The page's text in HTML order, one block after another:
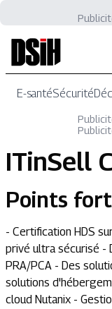
E-santéSécurité
ITinSell
Points
- Certification HDS
privé ultra sécurisé -
PRA/PCA - Des
solutions
cloud Nutanix -